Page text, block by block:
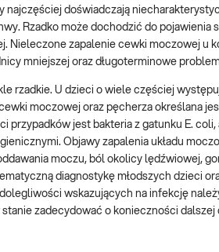
najczęściej doświadczają
Rzadko może dochodzić do pojawienia
zapalenie cewki moczowej u
mniejszej oraz długoterminowe
rzadkie. U dzieci o wiele częściej
moczowej oraz pęcherza określana
jest bakteria z gatunku E.
Objawy zapalenia układu
moczu, ból okolicy lędźwiowej,
diagnostykę młodszych dzieci
wskazujących na infekcję
zadecydować o konieczności